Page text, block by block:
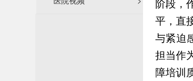
阶段，
平，直
与紧迫
担当作
障培训